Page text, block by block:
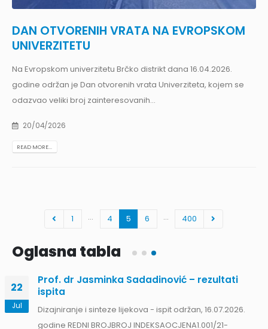
DAN OTVORENIH VRATA NA EVROPSKOM
UNIVERZITETU
Na Evropskom univerzitetu Brčko distrikt dana 16.04.2026.
godine održan je Dan otvorenih vrata Univerziteta, kojem se
odazvao veliki broj zainteresovanih...
20/04/2026
READ MORE...
1 … 4 5 6 … 400
Oglasna tabla
22
Jul
Prof. dr Jasminka Sadadinović – rezultati
ispita
Dizajniranje i sinteze lijekova - ispit održan, 16.07.2026.
godine REDNI BROJBROJ INDEKSAOCJENA1.001/21-